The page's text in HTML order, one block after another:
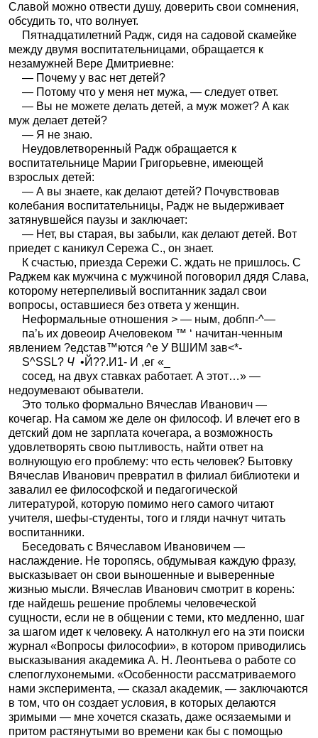
Славой можно отвести душу, доверить свои сомнения,
обсудить то, что волнует.
Пятнадцатилетний Радж, сидя на садовой скамейке
между двумя воспитательницами, обращается к
незамужней Вере Дмитриевне:
— Почему у вас нет детей?
— Потому что у меня нет мужа, — следует ответ.
— Вы не можете делать детей, а муж может? А как
муж делает детей?
— Я не знаю.
Неудовлетворенный Радж обращается к
воспитательнице Марии Григорьевне, имеющей
взрослых детей:
— А вы знаете, как делают детей? Почувствовав
колебания воспитательницы, Радж не выдерживает
затянувшейся паузы и заключает:
— Нет, вы старая, вы забыли, как делают детей. Вот
приедет с каникул Сережа С., он знает.
К счастью, приезда Сережи С. ждать не пришлось. С
Раджем как мужчина с мужчиной поговорил дядя Слава,
которому нетерпеливый воспитанник задал свои
вопросы, оставшиеся без ответа у женщин.
Неформальные отношения >— ным, добпп-^—
па’ь их довеоир Ачеловеком ™ ‘ начитан-ченным
явлением ?едстав™ются ^е У ВШИМ зав<*-
S^SSL? Ч •Й??.И1- И ,ег «_
сосед, на двух ставках работает. А этот…» —
недоумевают обыватели.
Это только формально Вячеслав Иванович —
кочегар. На самом же деле он философ. И влечет его в
детский дом не зарплата кочегара, а возможность
удовлетворять свою пытливость, найти ответ на
волнующую его проблему: что есть человек? Бытовку
Вячеслав Иванович превратил в филиал библиотеки и
завалил ее философской и педагогической
литературой, которую помимо него самого читают
учителя, шефы-студенты, того и гляди начнут читать
воспитанники.
Беседовать с Вячеславом Ивановичем —
наслаждение. Не торопясь, обдумывая каждую фразу,
высказывает он свои выношенные и выверенные
жизнью мысли. Вячеслав Иванович смотрит в корень:
где найдешь решение проблемы человеческой
сущности, если не в общении с теми, кто медленно, шаг
за шагом идет к человеку. А натолкнул его на эти поиски
журнал «Вопросы философии», в котором приводились
высказывания академика А. Н. Леонтьева о работе со
слепоглухонемыми. «Особенности рассматриваемого
нами эксперимента, — сказал академик, — заключаются
в том, что он создает условия, в которых делаются
зримыми — мне хочется сказать, даже осязаемыми и
притом растянутыми во времени как бы с помощью